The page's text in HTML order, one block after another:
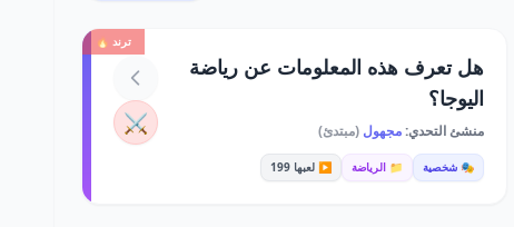
ترند 🔥
هل تعرف هذه المعلومات عن رياضة
اليوجا؟
منشئ التحدي:مجهول (مبتدئ)
🎭 شخصية 📁 الرياضة ▶️ لعبها 199
⚔️